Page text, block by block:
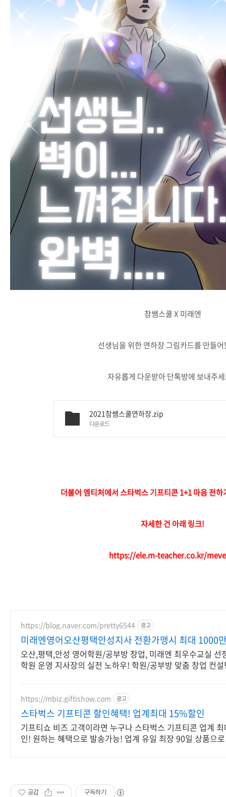
참쌤스쿨 X 미래엔
선생님을 위한 연하장 그림카드를 만들
자유롭게 다운받아 단톡방에 보내주
2021참쌤스쿨연하장.zip
다운로드
더불어 엠티처에서 스타벅스 기프티콘 1+1 마음 전
자세한 건 아래 링크!
https://ele.m-teacher.co.kr/
https://blog.naver.com/pretty6544 광고
미래엔영어오산평택안성지사 전환가맹시 최대 1000
오산,평택,안성 영어학원/공부방 창업, 미래엔 최우수교실 선
학원 운영 지사장의 실전 노하우! 학원/공부방 맞춤 창업 컨
https://mbiz.giftishow.com 광고
스타벅스 기프티콘 할인혜택! 업계최대 15%할인
기프티쇼 비즈 고객이라면 누구나 스타벅스 기프티콘 업계
인! 원하는 혜택으로 발송가능! 업계 유일 최장 90일 상품으
공감 구독하기